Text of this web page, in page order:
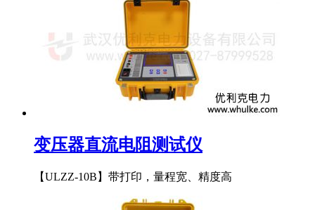
变压器直流电阻测试仪
【ULZZ-10B】带打印，量程宽、精度高